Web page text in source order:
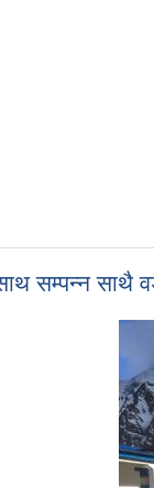
सम्पन्न साथै